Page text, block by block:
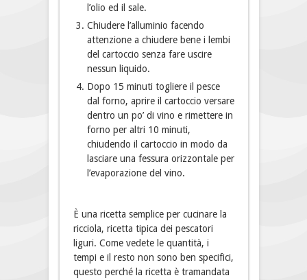
l’olio ed il sale.
Chiudere l’alluminio facendo
attenzione a chiudere bene i lembi
del cartoccio senza fare uscire
nessun liquido.
Dopo 15 minuti togliere il pesce
dal forno, aprire il cartoccio versare
dentro un po’ di vino e rimettere in
forno per altri 10 minuti,
chiudendo il cartoccio in modo da
lasciare una fessura orizzontale per
l’evaporazione del vino.
È una ricetta semplice per cucinare la
ricciola, ricetta tipica dei pescatori
liguri. Come vedete le quantità, i
tempi e il resto non sono ben specifici,
questo perché la ricetta è tramandata